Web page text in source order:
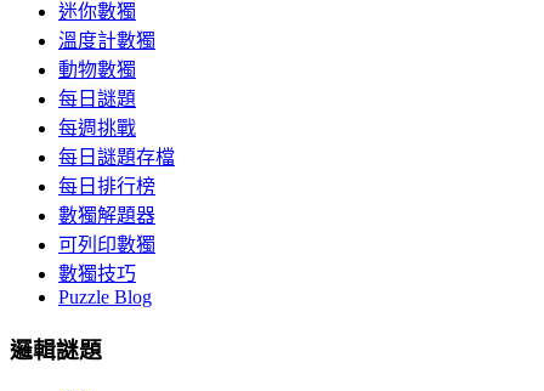
迷你數獨
溫度計數獨
動物數獨
每日謎題
每週挑戰
每日謎題存檔
每日排行榜
數獨解題器
可列印數獨
數獨技巧
Puzzle Blog
邏輯謎題